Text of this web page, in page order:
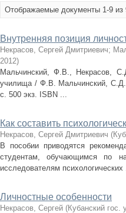
Отображаемые документы 1-9 из
Внутренняя позиция
Некрасов, Сергей Дмитриевич;
2012)
Мальчинский, Ф.В., Некрасов,
училища / Ф.В. Мальчинский,
с. 500 экз. ISBN ...
Как составить
Некрасов, Сергей Дмитриевич (
В пособии приводятся
студентам, обучающимся по
исследователям психологических
Личностные особенности
Некрасов, Сергей (Кубанский гос.